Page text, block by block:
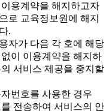
용계약을 해지하고자
로 교육정보원에 해지
.
자가 다음 각 호에 해당
이 이용계약을 해지하
서비스 제공을 중지할
번호를 사용한 경우
전송하여 서비스의 안